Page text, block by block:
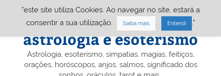
Portal A&E – Portal
astrologia e esoterismo
Astrologia, esoterismo, simpatias, magias, feitiços,
orações, horóscopos, anjos, salmos, significado dos
"este site utiliza Cookies. Ao navegar no site, estará a
consentir a sua utilização.
Saiba mais Entendi ."